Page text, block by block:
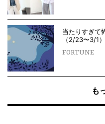
当たりすぎて
（2/23〜3/1
FORTUNE
も